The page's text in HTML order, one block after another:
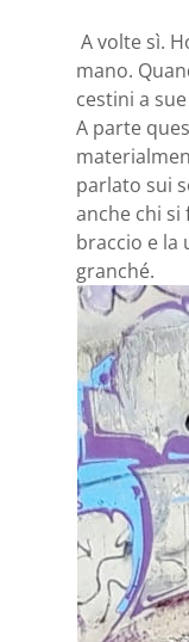
A volte sì.
mano.
cestini a
A parte
parlato sui
anche chi
braccio e la
granché.